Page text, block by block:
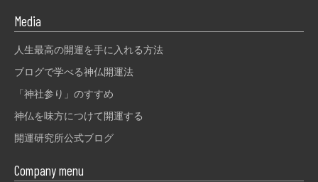
Media
人生最高の開運を手に入れる方法
ブログで学べる神仏開運法
「神社参り」のすすめ
神仏を味方につけて開運する
開運研究所公式ブログ
Company menu